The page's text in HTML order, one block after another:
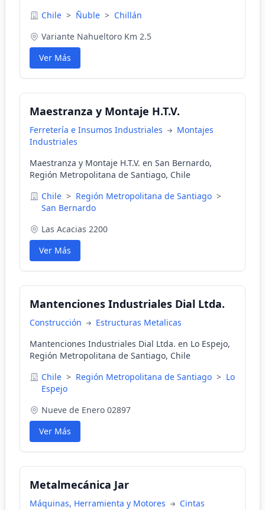
minerales, fabricación de cintas transportadoras.
servicios, puntualidad, eficiencia y responsabilidad.
CONTÁCTENOS
Chile > Ñuble > Chillán
Variante Nahueltoro Km 2.5
Ver Más
Maestranza y Montaje H.T.V.
Ferretería e Insumos Industriales
Montajes
Industriales
Maestranza y Montaje H.T.V. en San Bernardo,
Región Metropolitana de Santiago, Chile
Chile > Región Metropolitana de Santiago >
San Bernardo
Las Acacias 2200
Ver Más
Mantenciones Industriales Dial Ltda.
Construcción
Estructuras Metalicas
Mantenciones Industriales Dial Ltda. en Lo Espejo,
Región Metropolitana de Santiago, Chile
Chile > Región Metropolitana de Santiago > Lo
Espejo
Nueve de Enero 02897
Ver Más
Metalmecánica Jar
Máquinas, Herramienta y Motores
Cintas